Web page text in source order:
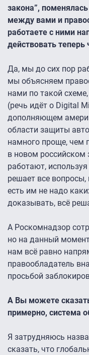
закона”,
между вами и
работаете с ними
действовать
Да, мы до сих пор
мы объясняем
нами по такой
(речь идёт о Digital
дополняющем
области защиты
намного проще, чем
в новом российском
работают,
решает все вопросы,
есть им не надо
доказывать, всё
А Роскомнадзор
но на данный
нам всё равно
правообладатель
просьбой
А Вы можете
примерно, система
Я затрудняюсь
сказать, что